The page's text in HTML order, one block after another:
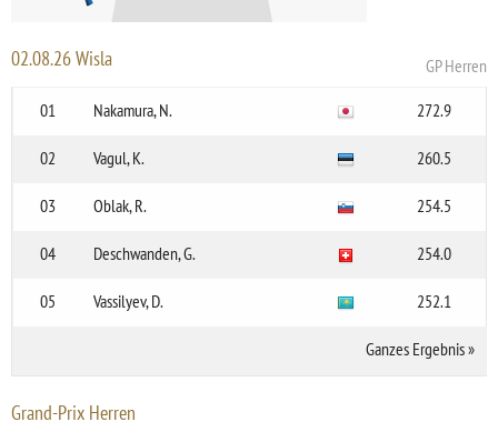
02.08.26 Wisla
GP Herren
01
Nakamura, N. 272.9
02 Vagul, K. 260.5
03 Oblak, R. 254.5
04 Deschwanden, G. 254.0
05 Vassilyev, D. 252.1
Ganzes Ergebnis»
Grand-Prix Herren